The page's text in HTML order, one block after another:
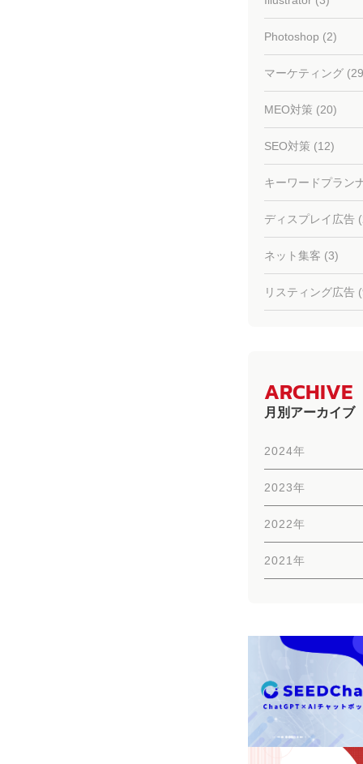
Photoshop (2)
マーケティング
MEO対策 (20)
SEO対策 (12)
キーワードプラン
ディスプレイ広告
ネット集客 (3)
リスティング広告
ARCHIVE
月別アーカイブ
2024年
2023年
2022年
2021年